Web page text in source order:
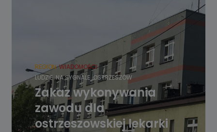
REGION WIADOMOŚCI
LUDZIE NA SYGNALE OSTRZESZÓW
Zakaz wykonywania
zawodu dla
ostrzeszowskiej lekarki